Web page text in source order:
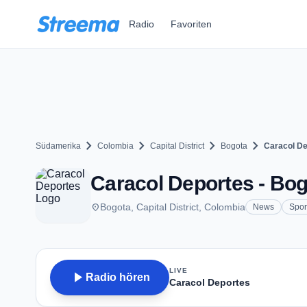
Radio Favoriten
Südamerika chevron_right Colombia chevron_right Capital Districtchevron_right Bogota chevron_right Caracol
Caracol Deportes -
placeBogota, Capital District, Colombia News
play_arrow Radio hören
LIVE
Caracol Deportes